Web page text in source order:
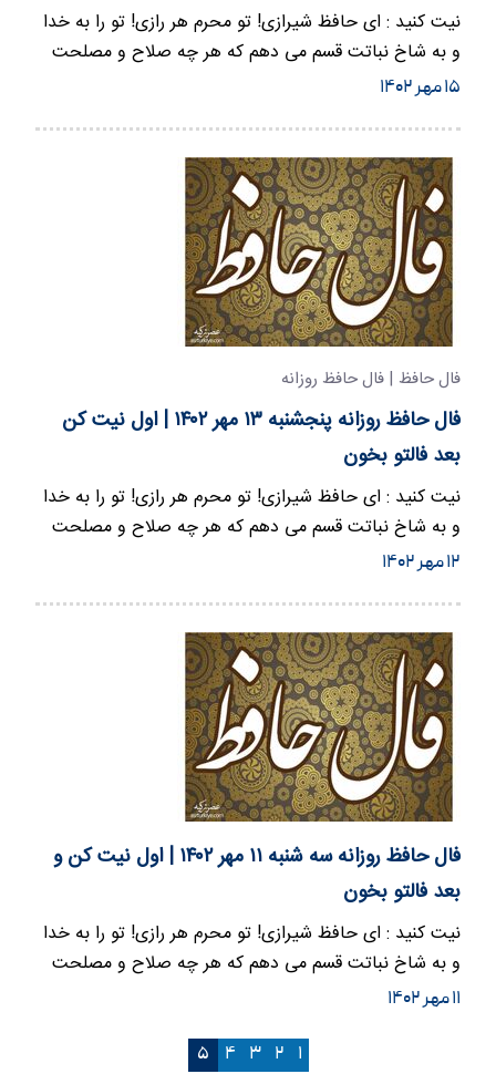
نیت کنید : ای حافظ شیرازی! تو محرم هر رازی! تو را به خدا
و به شاخ نباتت قسم می دهم که هر چه صلاح و مصلحت
می بینی برایم…
۱۵ مهر ۱۴۰۲
فال حافظ | فال حافظ روزانه
فال حافظ روزانه پنجشنبه ۱۳ مهر ۱۴۰۲ | اول نیت کن
بعد فالتو بخون
نیت کنید : ای حافظ شیرازی! تو محرم هر رازی! تو را به خدا
و به شاخ نباتت قسم می دهم که هر چه صلاح و مصلحت
می بینی برایم…
۱۲ مهر ۱۴۰۲
فال حافظ روزانه سه شنبه ۱۱ مهر ۱۴۰۲ | اول نیت کن و
بعد فالتو بخون
نیت کنید : ای حافظ شیرازی! تو محرم هر رازی! تو را به خدا
و به شاخ نباتت قسم می دهم که هر چه صلاح و مصلحت
می بینی برایم…
۱۱ مهر ۱۴۰۲
۱ ۲ ۳ ۴ ۵